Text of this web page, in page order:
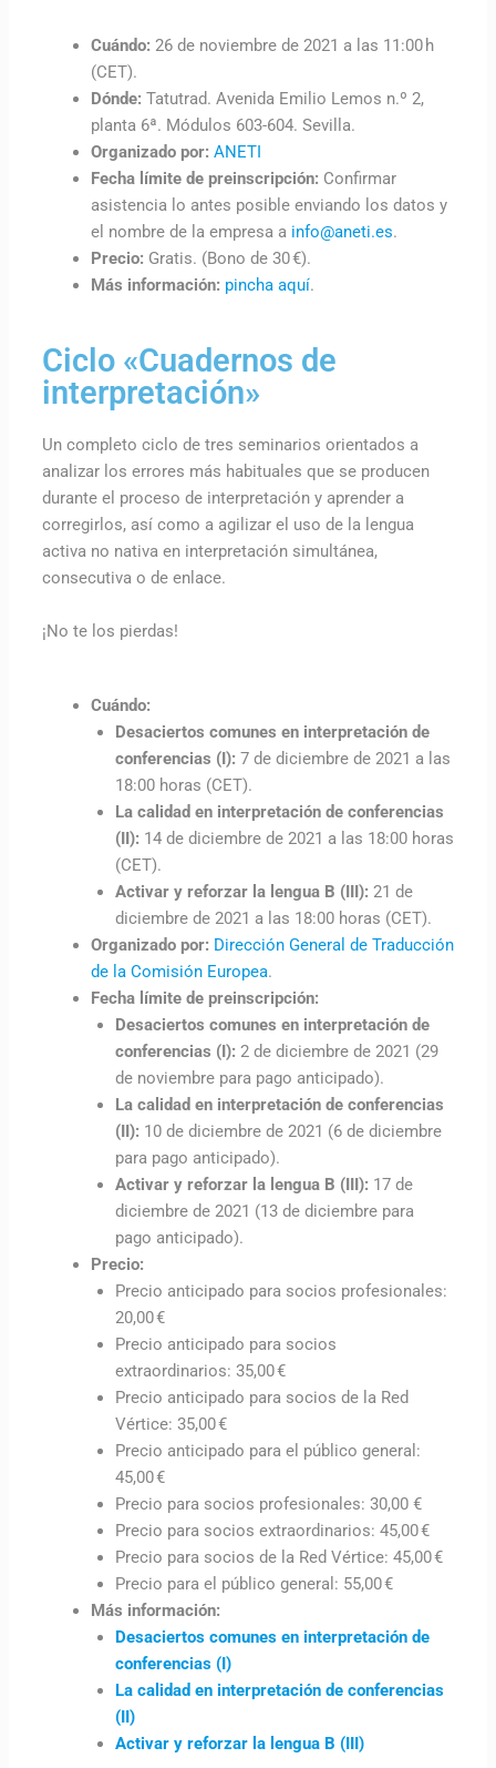
Cuándo: 26 de noviembre de 2021 a las 11:00 h
(CET).
Dónde: Tatutrad. Avenida Emilio Lemos n.º 2,
planta 6ª. Módulos 603-604. Sevilla.
Organizado por: ANETI
Fecha límite de preinscripción: Confirmar
asistencia lo antes posible enviando los datos y
el nombre de la empresa a info@aneti.es.
Precio: Gratis. (Bono de 30 €).
Más información: pincha aquí.
Ciclo «Cuadernos de
interpretación»
Un completo ciclo de tres seminarios orientados a
analizar los errores más habituales que se producen
durante el proceso de interpretación y aprender a
corregirlos, así como a agilizar el uso de la lengua
activa no nativa en interpretación simultánea,
consecutiva o de enlace.
¡No te los pierdas!
Cuándo:
Desaciertos comunes en interpretación de
conferencias (I): 7 de diciembre de 2021 a las
18:00 horas (CET).
La calidad en interpretación de conferencias
(II): 14 de diciembre de 2021 a las 18:00 horas
(CET).
Activar y reforzar la lengua B (III): 21 de
diciembre de 2021 a las 18:00 horas (CET).
Organizado por: Dirección General de Traducción
de la Comisión Europea.
Fecha límite de preinscripción:
Desaciertos comunes en interpretación de
conferencias (I): 2 de diciembre de 2021 (29
de noviembre para pago anticipado).
La calidad en interpretación de conferencias
(II): 10 de diciembre de 2021 (6 de diciembre
para pago anticipado).
Activar y reforzar la lengua B (III): 17 de
diciembre de 2021 (13 de diciembre para
pago anticipado).
Precio:
Precio anticipado para socios profesionales:
20,00 €
Precio anticipado para socios
extraordinarios: 35,00 €
Precio anticipado para socios de la Red
Vértice: 35,00 €
Precio anticipado para el público general:
45,00 €
Precio para socios profesionales: 30,00 €
Precio para socios extraordinarios: 45,00 €
Precio para socios de la Red Vértice: 45,00 €
Precio para el público general: 55,00 €
Más información:
Desaciertos comunes en interpretación de
conferencias (I)
La calidad en interpretación de conferencias
(II)
Activar y reforzar la lengua B (III)